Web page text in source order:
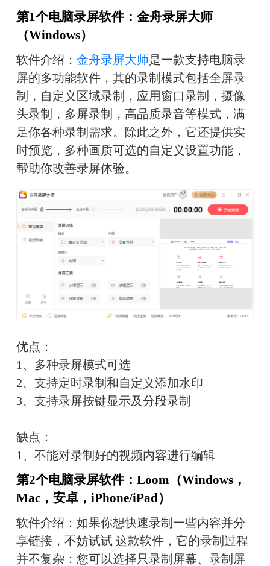
第1个电脑录屏软件：金舟录屏大师
（Windows）
软件介绍： 金舟录屏大师是一款支持电脑录
屏的多功能软件，其的录制模式包括全屏录
制，自定义区域录制，应用窗口录制，摄像
头录制，多屏录制，高品质录音等模式，满
足你各种录制需求。除此之外，它还提供实
时预览，多种画质可选的自定义设置功能，
帮助你改善录屏体验。
优点：
1、多种录屏模式可选
2、支持定时录制和自定义添加水印
3、支持录屏按键显示及分段录制
缺点：
1、不能对录制好的视频内容进行编辑
第2个电脑录屏软件：Loom（Windows，
Mac，安卓，iPhone/iPad）
软件介绍：如果你想快速录制一些内容并分
享链接，不妨试试 这款软件，它的录制过程
并不复杂：您可以选择只录制屏幕、录制屏